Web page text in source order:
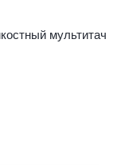
мультитач